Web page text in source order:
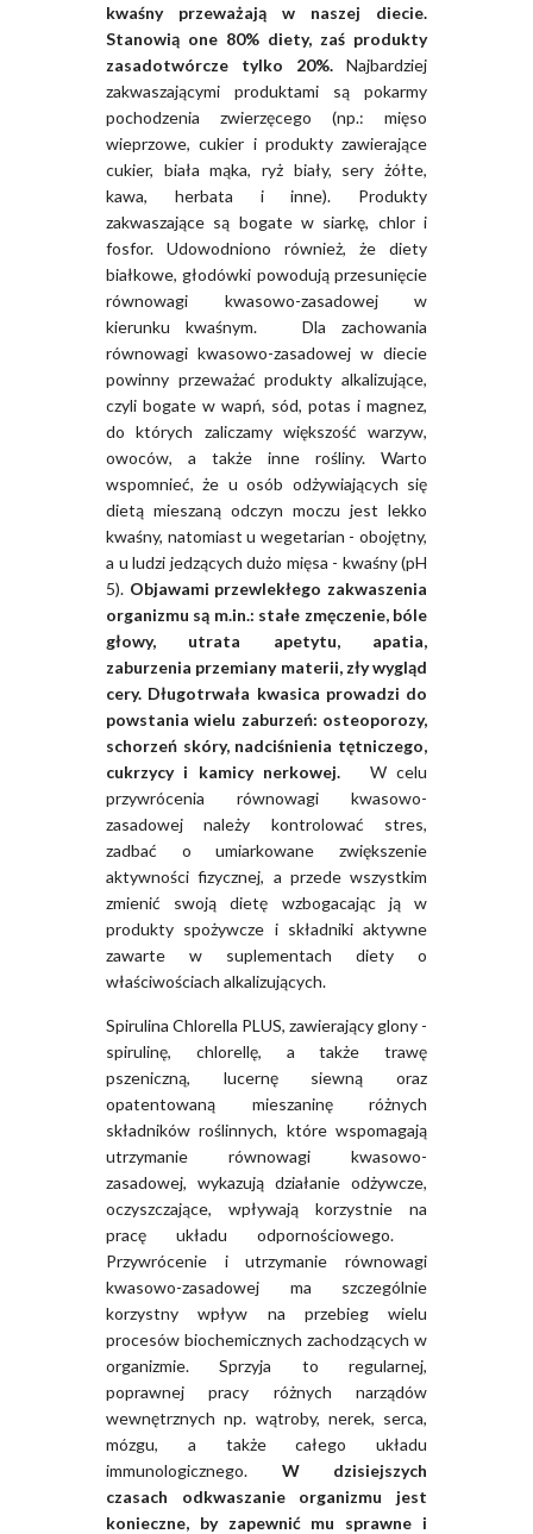
kwaśny przeważają w naszej diecie.
Stanowią one 80% diety, zaś produkty
zasadotwórcze tylko 20%. Najbardziej
zakwaszającymi produktami są pokarmy
pochodzenia zwierzęcego (np.: mięso
wieprzowe, cukier i produkty zawierające
cukier, biała mąka, ryż biały, sery żółte,
kawa, herbata i inne). Produkty
zakwaszające są bogate w siarkę, chlor i
fosfor. Udowodniono również, że diety
białkowe, głodówki powodują przesunięcie
równowagi kwasowo-zasadowej w
kierunku kwaśnym. Dla zachowania
równowagi kwasowo-zasadowej w diecie
powinny przeważać produkty alkalizujące,
czyli bogate w wapń, sód, potas i magnez,
do których zaliczamy większość warzyw,
owoców, a także inne rośliny. Warto
wspomnieć, że u osób odżywiających się
dietą mieszaną odczyn moczu jest lekko
kwaśny, natomiast u wegetarian - obojętny,
a u ludzi jedzących dużo mięsa - kwaśny (pH
5). Objawami przewlekłego zakwaszenia
organizmu są m.in.: stałe zmęczenie, bóle
głowy, utrata apetytu, apatia,
zaburzenia przemiany materii, zły wygląd
cery. Długotrwała kwasica prowadzi do
powstania wielu zaburzeń: osteoporozy,
schorzeń skóry, nadciśnienia tętniczego,
cukrzycy i kamicy nerkowej.W celu
przywrócenia równowagi kwasowo-
zasadowej należy kontrolować stres,
zadbać o umiarkowane zwiększenie
aktywności fizycznej, a przede wszystkim
zmienić swoją dietę wzbogacając ją w
produkty spożywcze i składniki aktywne
zawarte w suplementach diety o
właściwościach alkalizujących.
Spirulina Chlorella PLUS, zawierający glony -
spirulinę, chlorellę, a także trawę
pszeniczną, lucernę siewną oraz
opatentowaną mieszaninę różnych
składników roślinnych, które wspomagają
utrzymanie równowagi kwasowo-
zasadowej, wykazują działanie odżywcze,
oczyszczające, wpływają korzystnie na
pracę układu odpornościowego.
Przywrócenie i utrzymanie równowagi
kwasowo-zasadowej ma szczególnie
korzystny wpływ na przebieg wielu
procesów biochemicznych zachodzących w
organizmie. Sprzyja to regularnej,
poprawnej pracy różnych narządów
wewnętrznych np. wątroby, nerek, serca,
mózgu, a także całego układu
immunologicznego. W dzisiejszych
czasach odkwaszanie organizmu jest
konieczne, by zapewnić mu sprawne i